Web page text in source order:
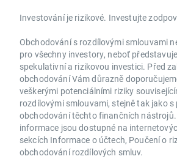
Investování je rizikové. Investujte
Obchodování s rozdílovými smlouvami
pro všechny investory, neboť
spekulativní a rizikovou investici. Před
obchodování Vám důrazně
veškerými potenciálními riziky
rozdílovými smlouvami, stejně tak jako s
obchodování těchto finančních
informace jsou dostupné na
sekcích Informace o účtech, Poučení o
obchodování rozdílových smluv.